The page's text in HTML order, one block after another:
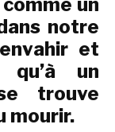
notre
et
qu’à un
trouve
mourir.